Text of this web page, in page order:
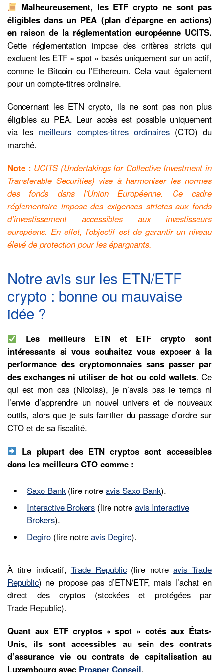
Malheureusement, les ETF crypto ne sont pas
éligibles dans un PEA (plan d’épargne en actions)
en raison de la réglementation européenne UCITS.
Cette réglementation impose des critères stricts qui
excluent les ETF « spot » basés uniquement sur un actif,
comme le Bitcoin ou l’Ethereum. Cela vaut également
pour un compte-titres ordinaire.
Concernant les ETN crypto, ils ne sont pas non plus
éligibles au PEA. Leur accès est possible uniquement
via les meilleurs comptes-titres ordinaires(CTO) du
marché.
Note : UCITS (Undertakings for Collective Investment in
Transferable Securities) vise à harmoniser les normes
des fonds dans l’Union Européenne. Ce cadre
réglementaire impose des exigences strictes aux fonds
d’investissement accessibles aux investisseurs
européens. En effet, l’objectif est de garantir un niveau
élevé de protection pour les épargnants.
Notre avis sur les ETN/ETF
crypto : bonne ou mauvaise
idée ?
Les meilleurs ETN et ETF crypto sont
intéressants si vous souhaitez vous exposer à la
performance des cryptomonnaies sans passer par
des exchanges ni utiliser de hot ou cold wallets. Ce
qui est mon cas (Nicolas), je n’avais pas le temps ni
l’envie d’apprendre un nouvel univers et de nouveaux
outils, alors que je suis familier du passage d’ordre sur
CTO et de sa fiscalité.
La plupart des ETN cryptos sont accessibles
dans les meilleurs CTO comme :
Saxo Bank (lire notre avis Saxo Bank).
Interactive Brokers (lire notre avis Interactive
Brokers).
Degiro (lire notre avis Degiro).
À titre indicatif, Trade Republic (lire notre avis Trade
Republic) ne propose pas d’ETN/ETF, mais l’achat en
direct des cryptos (stockées et protégées par
Trade Republic).
Quant aux ETF cryptos « spot » cotés aux États-
Unis, ils sont accessibles au sein des contrats
d’assurance vie ou contrats de capitalisation au
Luxembourg avec Prosper Conseil.